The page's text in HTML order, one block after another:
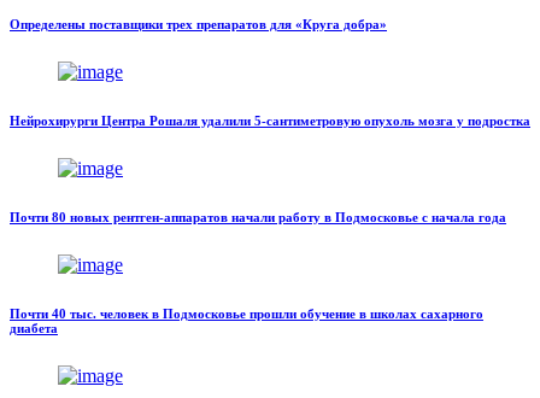
Определены поставщики трех препаратов для «Круга добра»
Нейрохирурги Центра Рошаля удалили 5-сантиметровую опухоль мозга у подростка
Почти 80 новых рентген-аппаратов начали работу в Подмосковье с начала года
Почти 40 тыс. человек в Подмосковье прошли обучение в школах сахарного
диабета